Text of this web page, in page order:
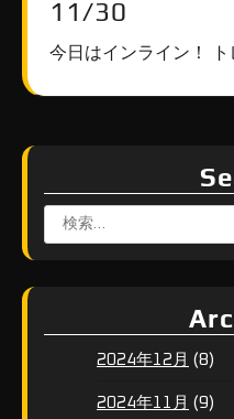
11/30
今日はインライン！ ト
索:
2024年12月 (8)
2024年11月 (9)